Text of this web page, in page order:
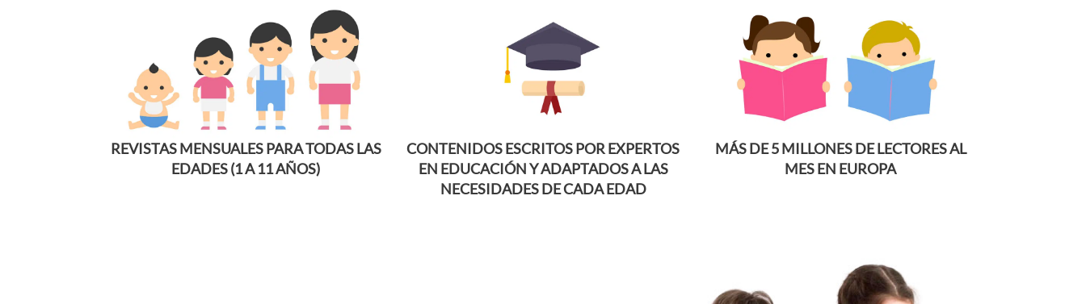
REVISTAS MENSUALES PARA TODAS LAS
EDADES (1 A 11 AÑOS)
CONTENIDOS ESCRITOS POR EXPERTOS
EN EDUCACIÓN Y ADAPTADOS A LAS
NECESIDADES DE CADA EDAD
MÁS DE 5 MILLONES DE LECTORES AL
MES EN EUROPA